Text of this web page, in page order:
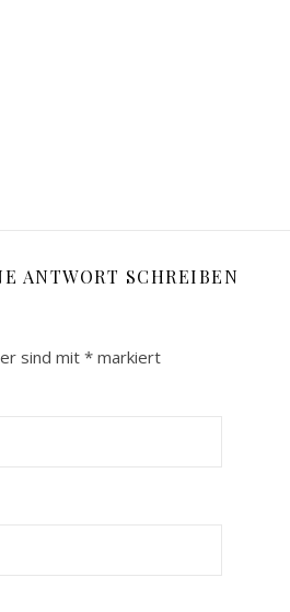
ANTWORT SCHREIBEN
sind mit * markiert